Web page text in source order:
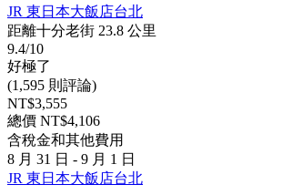
JR 東日本大飯店台北
距離十分老街 23.8 公里
9.4/10
好極了
(1,595 則評論)
NT$3,555
總價 NT$4,106
含稅金和其他費用
8 月 31 日 - 9 月 1 日
JR 東日本大飯店台北